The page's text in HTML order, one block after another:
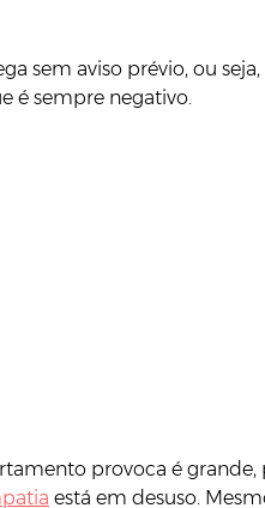
sem aviso prévio, ou
é sempre negativo.
provoca é
está em desuso.